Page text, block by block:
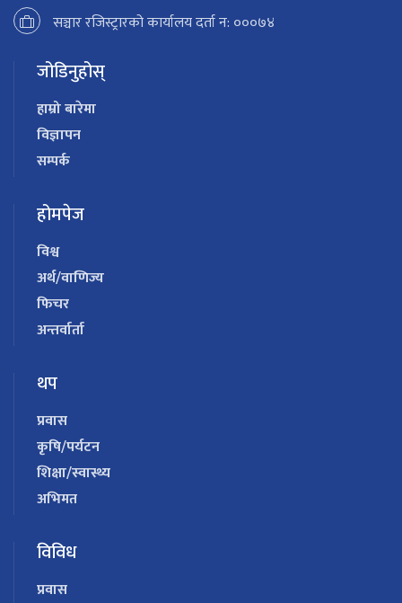
सञ्चार रजिस्ट्रारको कार्यालय दर्ता न: ०००७४
जोडिनुहोस्
हाम्रो बारेमा
विज्ञापन
सम्पर्क
होमपेज
विश्व
अर्थ/वाणिज्य
फिचर
अन्तर्वार्ता
थप
प्रवास
कृषि/पर्यटन
शिक्षा/स्वास्थ्य
अभिमत
विविध
प्रवास